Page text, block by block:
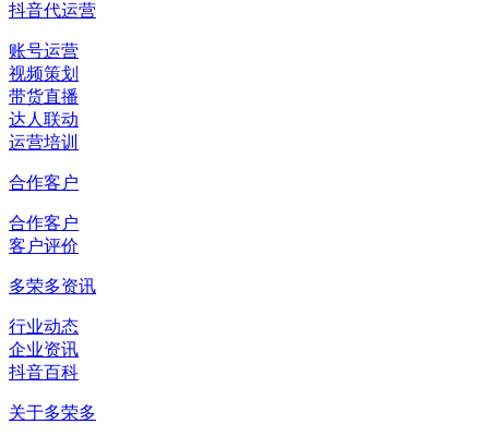
抖音代运营
账号运营
视频策划
带货直播
达人联动
运营培训
合作客户
合作客户
客户评价
多荣多资讯
行业动态
企业资讯
抖音百科
关于多荣多